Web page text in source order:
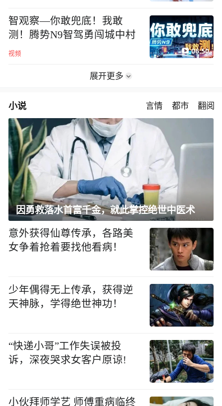
智观察—你敢兜底！我敢
测！腾势N9智驾勇闯城中村
视频 06:50
展开更多
小说 言情 都市 翻阅
因勇救落水首富千金，就此掌控绝世中医术
意外获得仙尊传承，各路美
女争着抢着要找他看病！
少年偶得无上传承，获得逆
天神脉，学得绝世神功！
“快递小哥”工作失误被投
诉，深夜哭求女客户原谅!
小伙拜师学艺 师傅重病临终